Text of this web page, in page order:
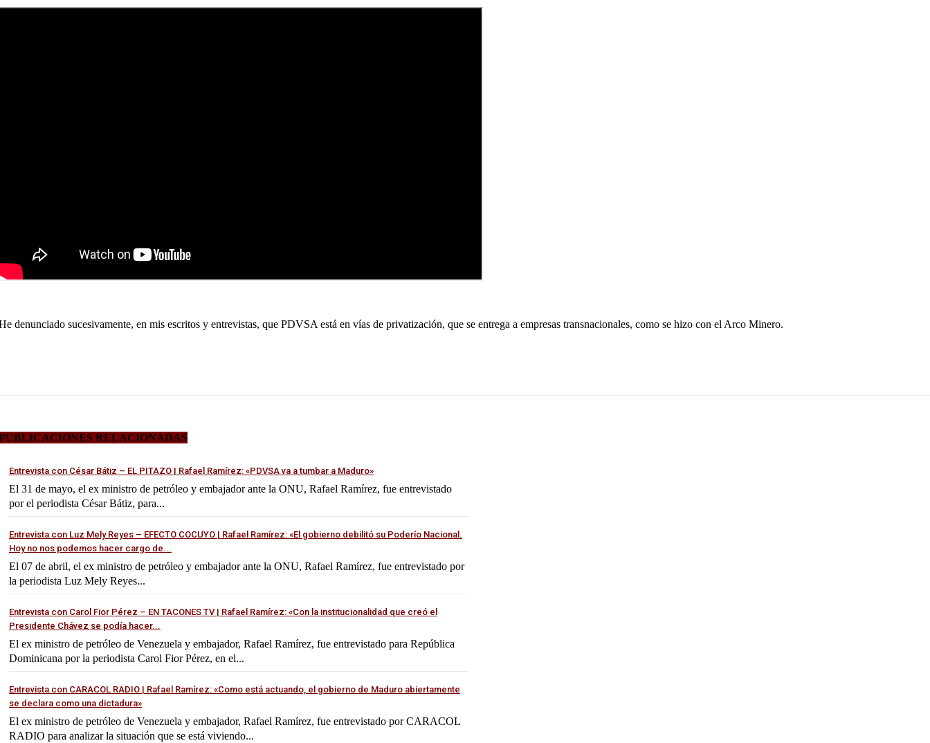
denunciado sucesivamente, en mis escritos y entrevistas, que PDVSA está en vías de privatización, que se entrega a empresas transnacionales, como se hizo con el Arco Minero.
RELACIONADAS
Entrevista con César Bátiz – EL PITAZO | Rafael Ramírez: «PDVSA va a tumbar a Maduro»
El 31 de mayo, el ex ministro de petróleo y embajador ante la ONU, Rafael Ramírez, fue entrevistado
por el periodista César Bátiz, para...
Entrevista con Luz Mely Reyes – EFECTO COCUYO | Rafael Ramírez: «El gobierno debilitó su Poderío Nacional.
Hoy no nos podemos hacer cargo de...
El 07 de abril, el ex ministro de petróleo y embajador ante la ONU, Rafael Ramírez, fue entrevistado por
la periodista Luz Mely Reyes...
Entrevista con Carol Fior Pérez – EN TACONES TV | Rafael Ramírez: «Con la institucionalidad que creó el
Presidente Chávez se podía hacer...
El ex ministro de petróleo de Venezuela y embajador, Rafael Ramírez, fue entrevistado para República
Dominicana por la periodista Carol Fior Pérez, en el...
Entrevista con CARACOL RADIO | Rafael Ramírez: «Como está actuando, el gobierno de Maduro abiertamente
se declara como una dictadura»
El ex ministro de petróleo de Venezuela y embajador, Rafael Ramírez, fue entrevistado por CARACOL
RADIO para analizar la situación que se está viviendo...